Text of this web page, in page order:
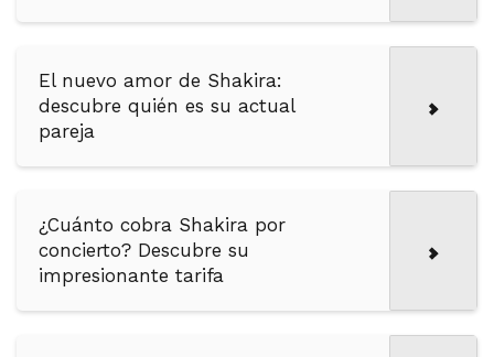
El nuevo amor de Shakira:
descubre quién es su actual
pareja
¿Cuánto cobra Shakira por
concierto? Descubre su
impresionante tarifa